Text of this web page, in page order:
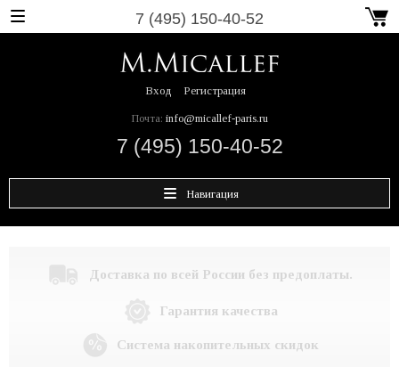
7 (495) 150-40-52
Вход Регистрация
Почта: info@micallef-paris.ru
7 (495) 150-40-52
Навигация
Доставка по всей России без предоплаты.
Гарантия качества
Система накопительных скидок